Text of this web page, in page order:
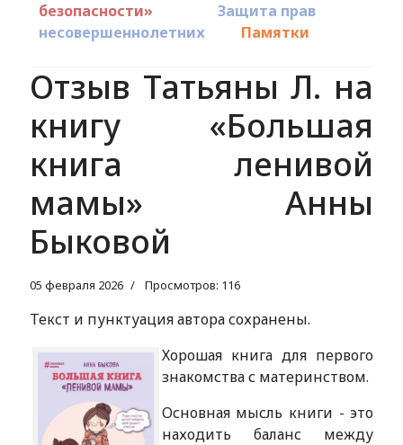
безопасности»
Защита прав
несовершеннолетних
Памятки
Отзыв Татьяны Л. на
книгу «Большая
книга ленивой
мамы» Анны
Быковой
05 февраля 2026 Просмотров: 116
Текст и пунктуация автора сохранены.
Хорошая книга для первого
знакомства с материнством.
Основная мысль книги - это
находить баланс между